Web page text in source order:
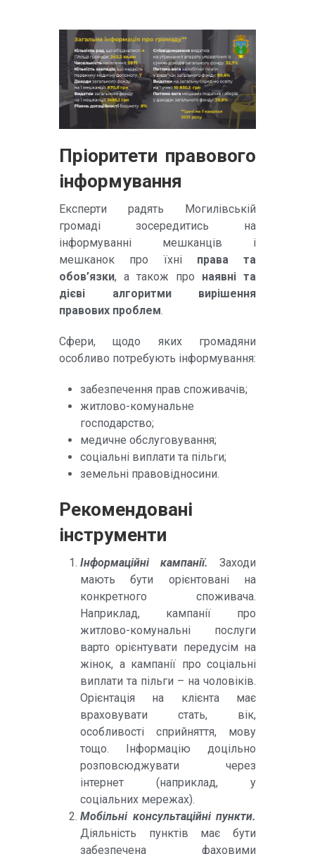
Пріоритети правового
інформування
Експерти радять Могилівській
громаді зосередитись на
інформуванні мешканців і
мешканок про їхніправа та
обов’язки, а також про наявні та
дієві алгоритми вирішення
правових проблем.
Сфери, щодо яких громадяни
особливо потребують інформування:
забезпечення прав споживачів;
житлово-комунальне
господарство;
медичне обслуговування;
соціальні виплати та пільги;
земельні правовідносини.
Рекомендовані
інструменти
Інформаційні кампанії.
Заходи
мають бути орієнтовані на
конкретного споживача.
Наприклад, кампанії про
житлово-комунальні послуги
варто орієнтувати передусім на
жінок, а кампанії про соціальні
виплати та пільги – на чоловіків.
Орієнтація на клієнта має
враховувати стать, вік,
особливості сприйняття, мову
тощо. Інформацію доцільно
розповсюджувати через
інтернет (наприклад, у
соціальних мережах).
Мобільні консультаційні пункти.
Діяльність пунктів має бути
забезпечена фаховими